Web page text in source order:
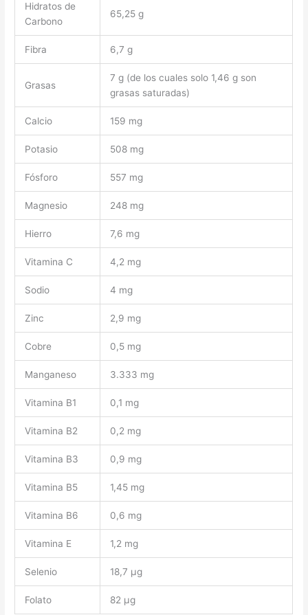
Hidratos de
Carbono
65,25 g
Fibra 6,7 g
Grasas
7 g (de los cuales solo 1,46 g son
grasas saturadas)
Calcio 159 mg
Potasio 508 mg
Fósforo 557 mg
Magnesio 248 mg
Hierro 7,6 mg
Vitamina C 4,2 mg
Sodio 4 mg
Zinc 2,9 mg
Cobre 0,5 mg
Manganeso 3.333 mg
Vitamina B1 0,1 mg
Vitamina B2 0,2 mg
Vitamina B3 0,9 mg
Vitamina B5 1,45 mg
Vitamina B6 0,6 mg
Vitamina E 1,2 mg
Selenio 18,7 μg
Folato 82 μg